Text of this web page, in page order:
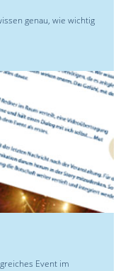
genau, wie wichtig
Event im